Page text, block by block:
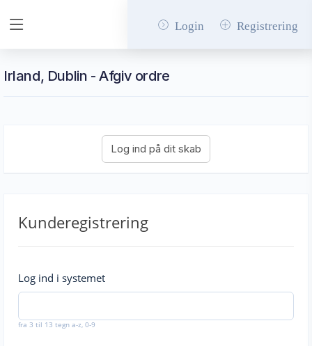
Login Registrering
Irland, Dublin - Afgiv ordre
Kunderegistrering
Log ind i systemet
fra 3 til 13 tegn a-z, 0-9